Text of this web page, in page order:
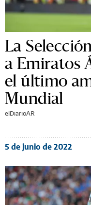
La
a Emiratos
el último
Mundial
elDiarioAR
5 de junio de 2022